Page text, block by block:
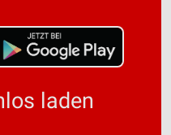
laden